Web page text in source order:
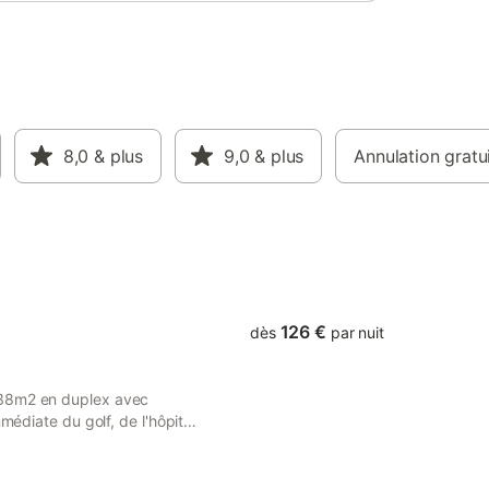
8,0 & plus 9,0 & plus Annulation
en duplex avec
du golf, de l'hôpital
le calme et la
dès 126 € par nuit